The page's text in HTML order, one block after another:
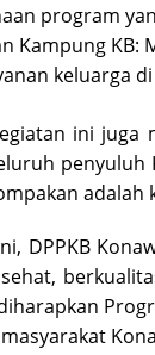
program
Kampung KB:
keluarga
ini juga
penyuluh
DPPKB